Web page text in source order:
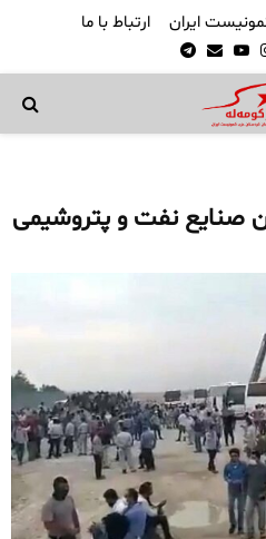
ایران ارتباط با ما
Instagram
Youtube
Email
Telegram
صنایع نفت و پتروشیمی